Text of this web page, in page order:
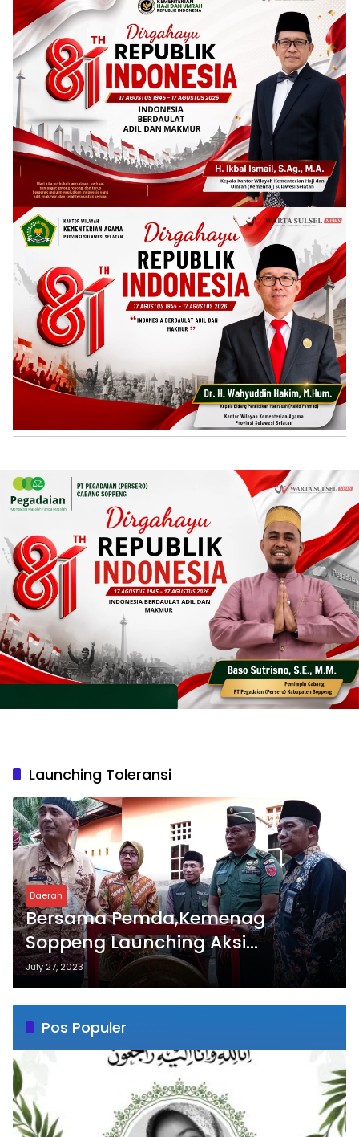
Launching Toleransi
Daerah
Bersama Pemda,Kemenag
Soppeng Launching Aksi
Perubahan Kampung Toleransi
July 27, 2023
Pos Populer